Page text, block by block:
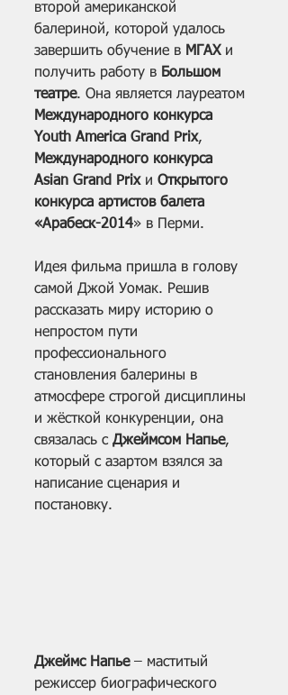
второй американской
балериной, которой удалось
завершить обучение в МГАХ и
получить работу в Большом
театре. Она является лауреатом
Международного конкурса
Youth America Grand Prix,
Международного конкурса
Asian Grand Prix и Открытого
конкурса артистов балета
«Арабеск-2014» в Перми.
Идея фильма пришла в голову
самой Джой Уомак. Решив
рассказать миру историю о
непростом пути
профессионального
становления балерины в
атмосфере строгой дисциплины
и жёсткой конкуренции, она
связалась с Джеймсом Напье,
который с азартом взялся за
написание сценария и
постановку.
Джеймс Напье – маститый
режиссер биографического